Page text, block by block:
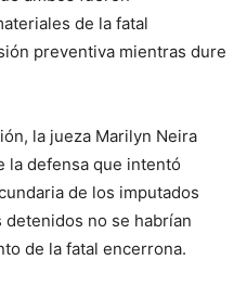
de la fatal
preventiva mientras dure
la jueza Marilyn Neira
la defensa que intentó
de los imputados
no se habrían
de la fatal encerrona.